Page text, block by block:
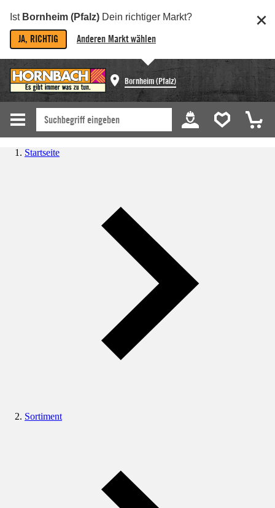
Ist Bornheim (Pfalz) Dein richtiger Markt?
JA, RICHTIG Anderen Markt wählen
Bornheim (Pfalz)
Startseite
Sortiment